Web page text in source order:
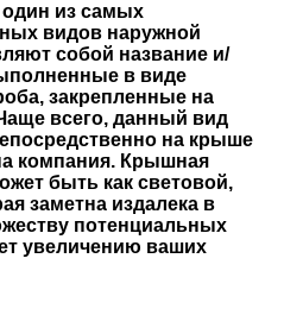
из самых
видов наружной
собой название и/
в виде
закрепленные на
всего, данный вид
на крыше
компания. Крышная
быть как световой,
заметна издалека в
потенциальных
увеличению ваших